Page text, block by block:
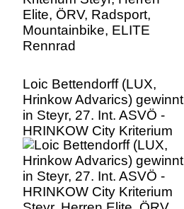
Loic Bettendorff (LUX,
Hrinkow Advarics) gewinnt
in Steyr, 27. Int. ASVÖ -
HRINKOW City Kriterium
Steyr, Herren Elite, ÖRV,
Radsport, Mountainbike,
ELITE Rennrad